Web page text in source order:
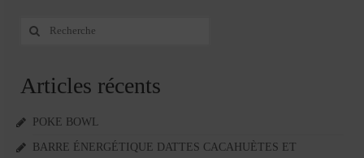
Rechercher
Articles récents
POKE BOWL
BARRE ÉNERGÉTIQUE DATTES CACAHUÈTES ET